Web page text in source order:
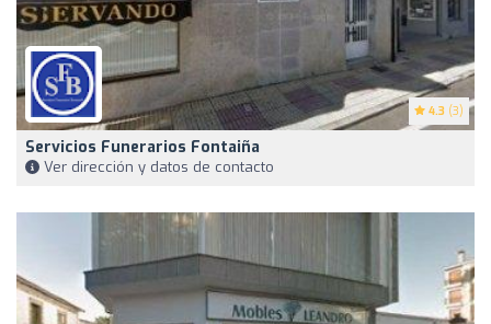
4.3 (3)
Servicios Funerarios Fontaiña
Ver dirección y datos de contacto